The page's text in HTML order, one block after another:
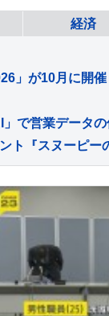
経済
」が10月に開催